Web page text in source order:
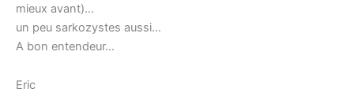
mieux avant)…
un peu sarkozystes aussi…
A bon entendeur…
Eric